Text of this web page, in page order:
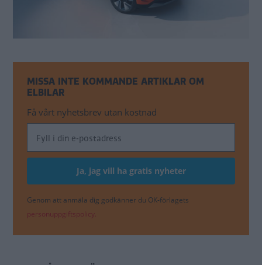
MISSA INTE KOMMANDE ARTIKLAR OM
ELBILAR
Få vårt nyhetsbrev utan kostnad
Genom att anmäla dig godkänner du OK-förlagets
personuppgiftspolicy.